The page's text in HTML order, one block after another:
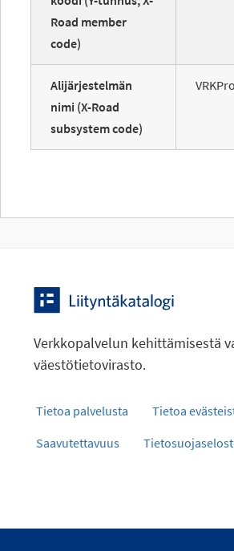
Road member
code)
Alijärjestelmän
nimi (X-Road
subsystem code)
Verkkopalvelun kehittämisestä
väestötietovirasto.
Tietoa palvelusta
Tietoa
Saavutettavuus